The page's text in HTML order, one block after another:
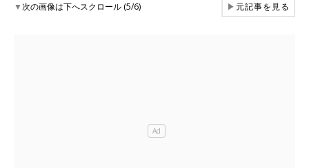
▼次の画像は下へスクロール (5/6) ▶元記事を見る